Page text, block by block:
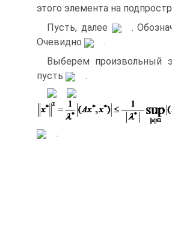
этого элемента на
Пусть, далее
.
Очевидно
.
Выберем произвольный
пусть
.
.